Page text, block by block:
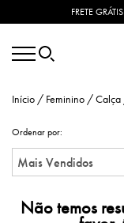
FRETE
Início / Feminino /Calça
Ordenar por:
Não temos